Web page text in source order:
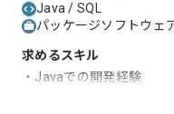
Java / SQL
パッケージソフトウェ
求めるスキル
・Javaでの開発経験